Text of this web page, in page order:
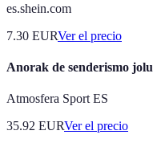
es.shein.com
7.30 EURVer el precio
Anorak de senderismo
Atmosfera Sport ES
35.92 EURVer el precio